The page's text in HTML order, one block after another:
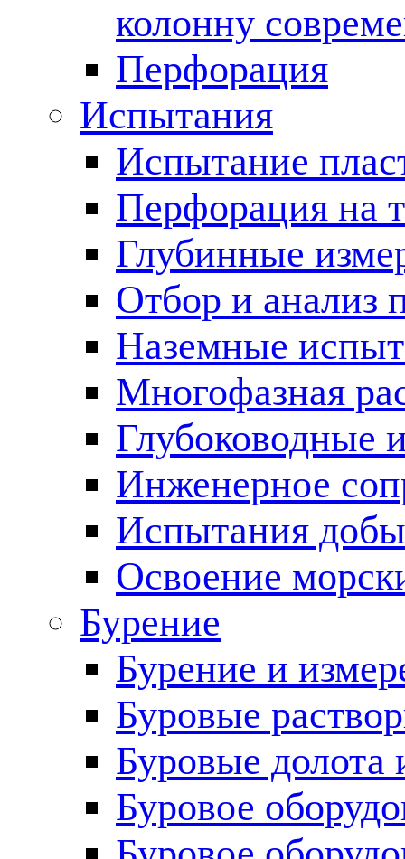
колонну
Перфорация
Испытания
Испытание
Перфорация на
Глубинные
Отбор и анализ
Наземные
Многофазная
Глубоководные
Инженерное
Испытания
Освоение
Бурение
Бурение и
Буровые
Буровые долота
Буровое